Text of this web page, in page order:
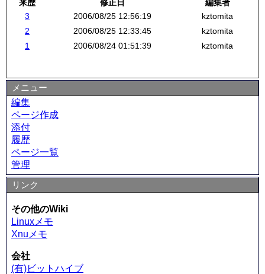
来歴 修正日
編集者
3
2006/08/25 12:56:19
kztomita
2
2006/08/25 12:33:45
kztomita
1
2006/08/24 01:51:39 kztomita
メニュー
編集
ページ作成
添付
履歴
ページ一覧
管理
リンク
その他のWiki
Linuxメモ
Xnuメモ
会社
(有)ビットハイブ